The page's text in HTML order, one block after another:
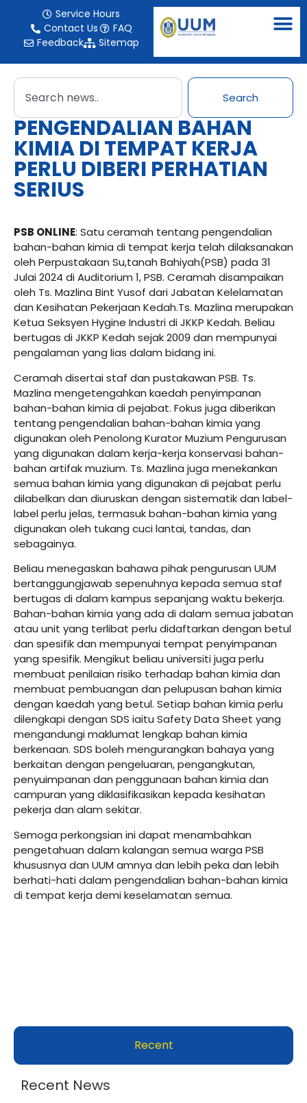
Service Hours
Contact Us
FAQ
Feedback
Sitemap
Search
PENGENDALIAN BAHAN
KIMIA DI TEMPAT KERJA
PERLU DIBERI PERHATIAN
SERIUS
PSB ONLINE: Satu ceramah tentang pengendalian
bahan-bahan kimia di tempat kerja telah dilaksanakan
oleh Perpustakaan Su,tanah Bahiyah(PSB) pada 31
Julai 2024 di Auditorium 1, PSB. Ceramah disampaikan
oleh Ts. Mazlina Bint Yusof dari Jabatan Kelelamatan
dan Kesihatan Pekerjaan Kedah.Ts. Mazlina merupakan
Ketua Seksyen Hygine Industri di JKKP Kedah. Beliau
bertugas di JKKP Kedah sejak 2009 dan mempunyai
pengalaman yang lias dalam bidang ini.
Ceramah disertai staf dan pustakawan PSB. Ts.
Mazlina mengetengahkan kaedah penyimpanan
bahan-bahan kimia di pejabat. Fokus juga diberikan
tentang pengendalian bahan-bahan kimia yang
digunakan oleh Penolong Kurator Muzium Pengurusan
yang digunakan dalam kerja-kerja konservasi bahan-
bahan artifak muzium. Ts. Mazlina juga menekankan
semua bahan kimia yang digunakan di pejabat perlu
dilabelkan dan diuruskan dengan sistematik dan label-
label perlu jelas, termasuk bahan-bahan kimia yang
digunakan oleh tukang cuci lantai, tandas, dan
sebagainya.
Beliau menegaskan bahawa pihak pengurusan UUM
bertanggungjawab sepenuhnya kepada semua staf
bertugas di dalam kampus sepanjang waktu bekerja.
Bahan-bahan kimia yang ada di dalam semua jabatan
atau unit yang terlibat perlu didaftarkan dengan betul
dan spesifik dan mempunyai tempat penyimpanan
yang spesifik. Mengikut beliau universiti juga perlu
membuat penilaian risiko terhadap bahan kimia dan
membuat pembuangan dan pelupusan bahan kimia
dengan kaedah yang betul. Setiap bahan kimia perlu
dilengkapi dengan SDS iaitu Safety Data Sheet yang
mengandungi maklumat lengkap bahan kimia
berkenaan. SDS boleh mengurangkan bahaya yang
berkaitan dengan pengeluaran, pengangkutan,
penyuimpanan dan penggunaan bahan kimia dan
campuran yang diklasifikasikan kepada kesihatan
pekerja dan alam sekitar.
Semoga perkongsian ini dapat menambahkan
pengetahuan dalam kalangan semua warga PSB
khususnya dan UUM amnya dan lebih peka dan lebih
berhati-hati dalam pengendalian bahan-bahan kimia
di tempat kerja demi keselamatan semua.
Recent
Recent News